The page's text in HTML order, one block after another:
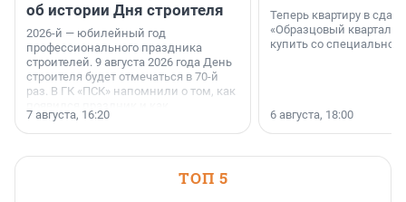
об истории Дня строителя
2026-й — юбилейный год
профессионального праздника
строителей. 9 августа 2026 года День
строителя будет отмечаться в 70-й
раз. В ГК «ПСК» напомнили о том, как
поменялась роль строительства.
7 августа, 16:20
Теперь квартиру в
«Образцовый квартал
купить со специальной
6 августа, 18:00
ТОП 5